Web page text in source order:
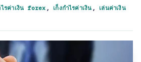
ไรค่าเงิน forex , เก็งกำไรค่าเงิน , เล่นค่าเงิน